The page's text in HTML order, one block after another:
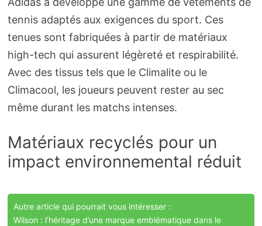
tennis adaptés aux exigences du sport. Ces
tenues sont fabriquées à partir de matériaux
high-tech qui assurent légèreté et respirabilité.
Avec des tissus tels que le Climalite ou le
Climacool, les joueurs peuvent rester au sec
même durant les matchs intenses.
Matériaux recyclés pour un
impact environnemental réduit
Autre article qui pourrait vous intéresser :
Wilson : l’héritage d’une marque emblématique dans le